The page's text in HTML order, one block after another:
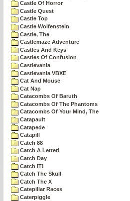
Castle Of Horror
Castle Quest
Castle Top
Castle Wolfenstein
Castle, The
Castlemaze Adventure
Castles And Keys
Castles Of Confusion
Castlevania
Castlevania VBXE
Cat And Mouse
Cat Nap
Catacombs Of Baruth
Catacombs Of The Phantoms
Catacombs Of Your Mind, The
Catapault
Catapede
Catapill
Catch 88
Catch A Letter!
Catch Day
Catch IT!
Catch The Skull
Catch The X
Catepillar Races
Caterpiggle